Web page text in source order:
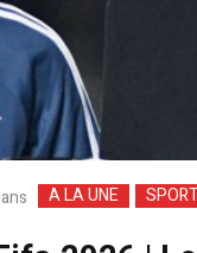
A LA UNE